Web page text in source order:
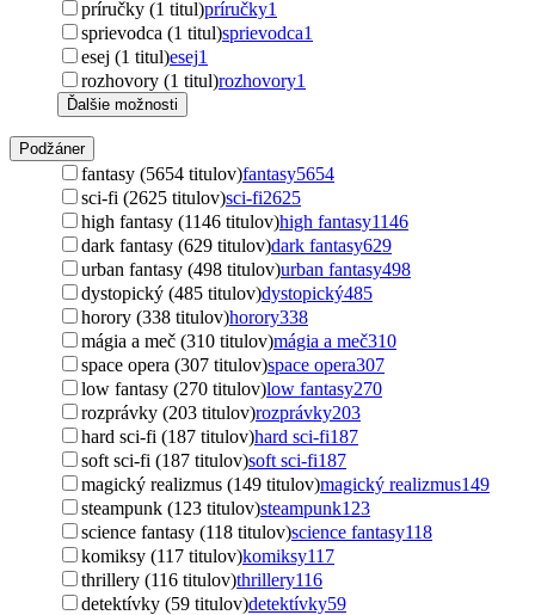
príručky (1 titul)príručky1
sprievodca (1 titul)sprievodca1
esej (1 titul)esej1
rozhovory (1 titul)rozhovory1
Ďalšie možnosti
Podžáner
fantasy (5654 titulov)fantasy5654
sci-fi (2625 titulov)sci-fi2625
high fantasy (1146 titulov)high fantasy1146
dark fantasy (629 titulov)dark fantasy629
urban fantasy (498 titulov)urban fantasy498
dystopický (485 titulov)dystopický485
horory (338 titulov)horory338
mágia a meč (310 titulov)mágia a meč310
space opera (307 titulov)space opera307
low fantasy (270 titulov)low fantasy270
rozprávky (203 titulov)rozprávky203
hard sci-fi (187 titulov)hard sci-fi187
soft sci-fi (187 titulov)soft sci-fi187
magický realizmus (149 titulov)magický realizmus149
steampunk (123 titulov)steampunk123
science fantasy (118 titulov)science fantasy118
komiksy (117 titulov)komiksy117
thrillery (116 titulov)thrillery116
detektívky (59 titulov)detektívky59